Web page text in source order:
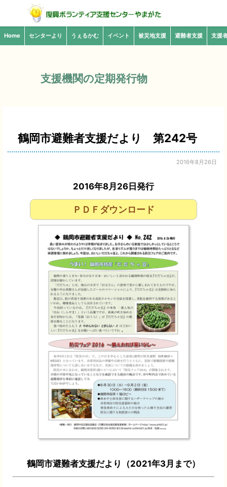
Home センターより うぇるかむ イベント 被災地支援 避難者支援 支援
支援機関の定期発行物
鶴岡市避難者支援だより 第242号
2016年8月26日
2016年8月26日発行
ＰＤＦダウンロード
鶴岡市避難者支援だより（2021年3月まで）